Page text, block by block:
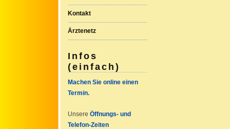
Kontakt
Ärztenetz
Infos
(einfach)
Machen Sie online einen
Termin.
Unsere Öffnungs- und
Telefon-Zeiten